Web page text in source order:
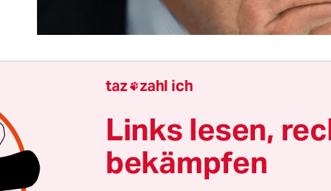
Peinlichkeit ist kaum vorstellbar. Da holt
Hartmut Mehdorn einen
Sorgenkind an der Dauerbaustelle, die
Und kaum ist der neue Technikchef im
gehen. Und zwar aus einem gravierenden
taz zahl ich
Links lesen,
bekämpfen